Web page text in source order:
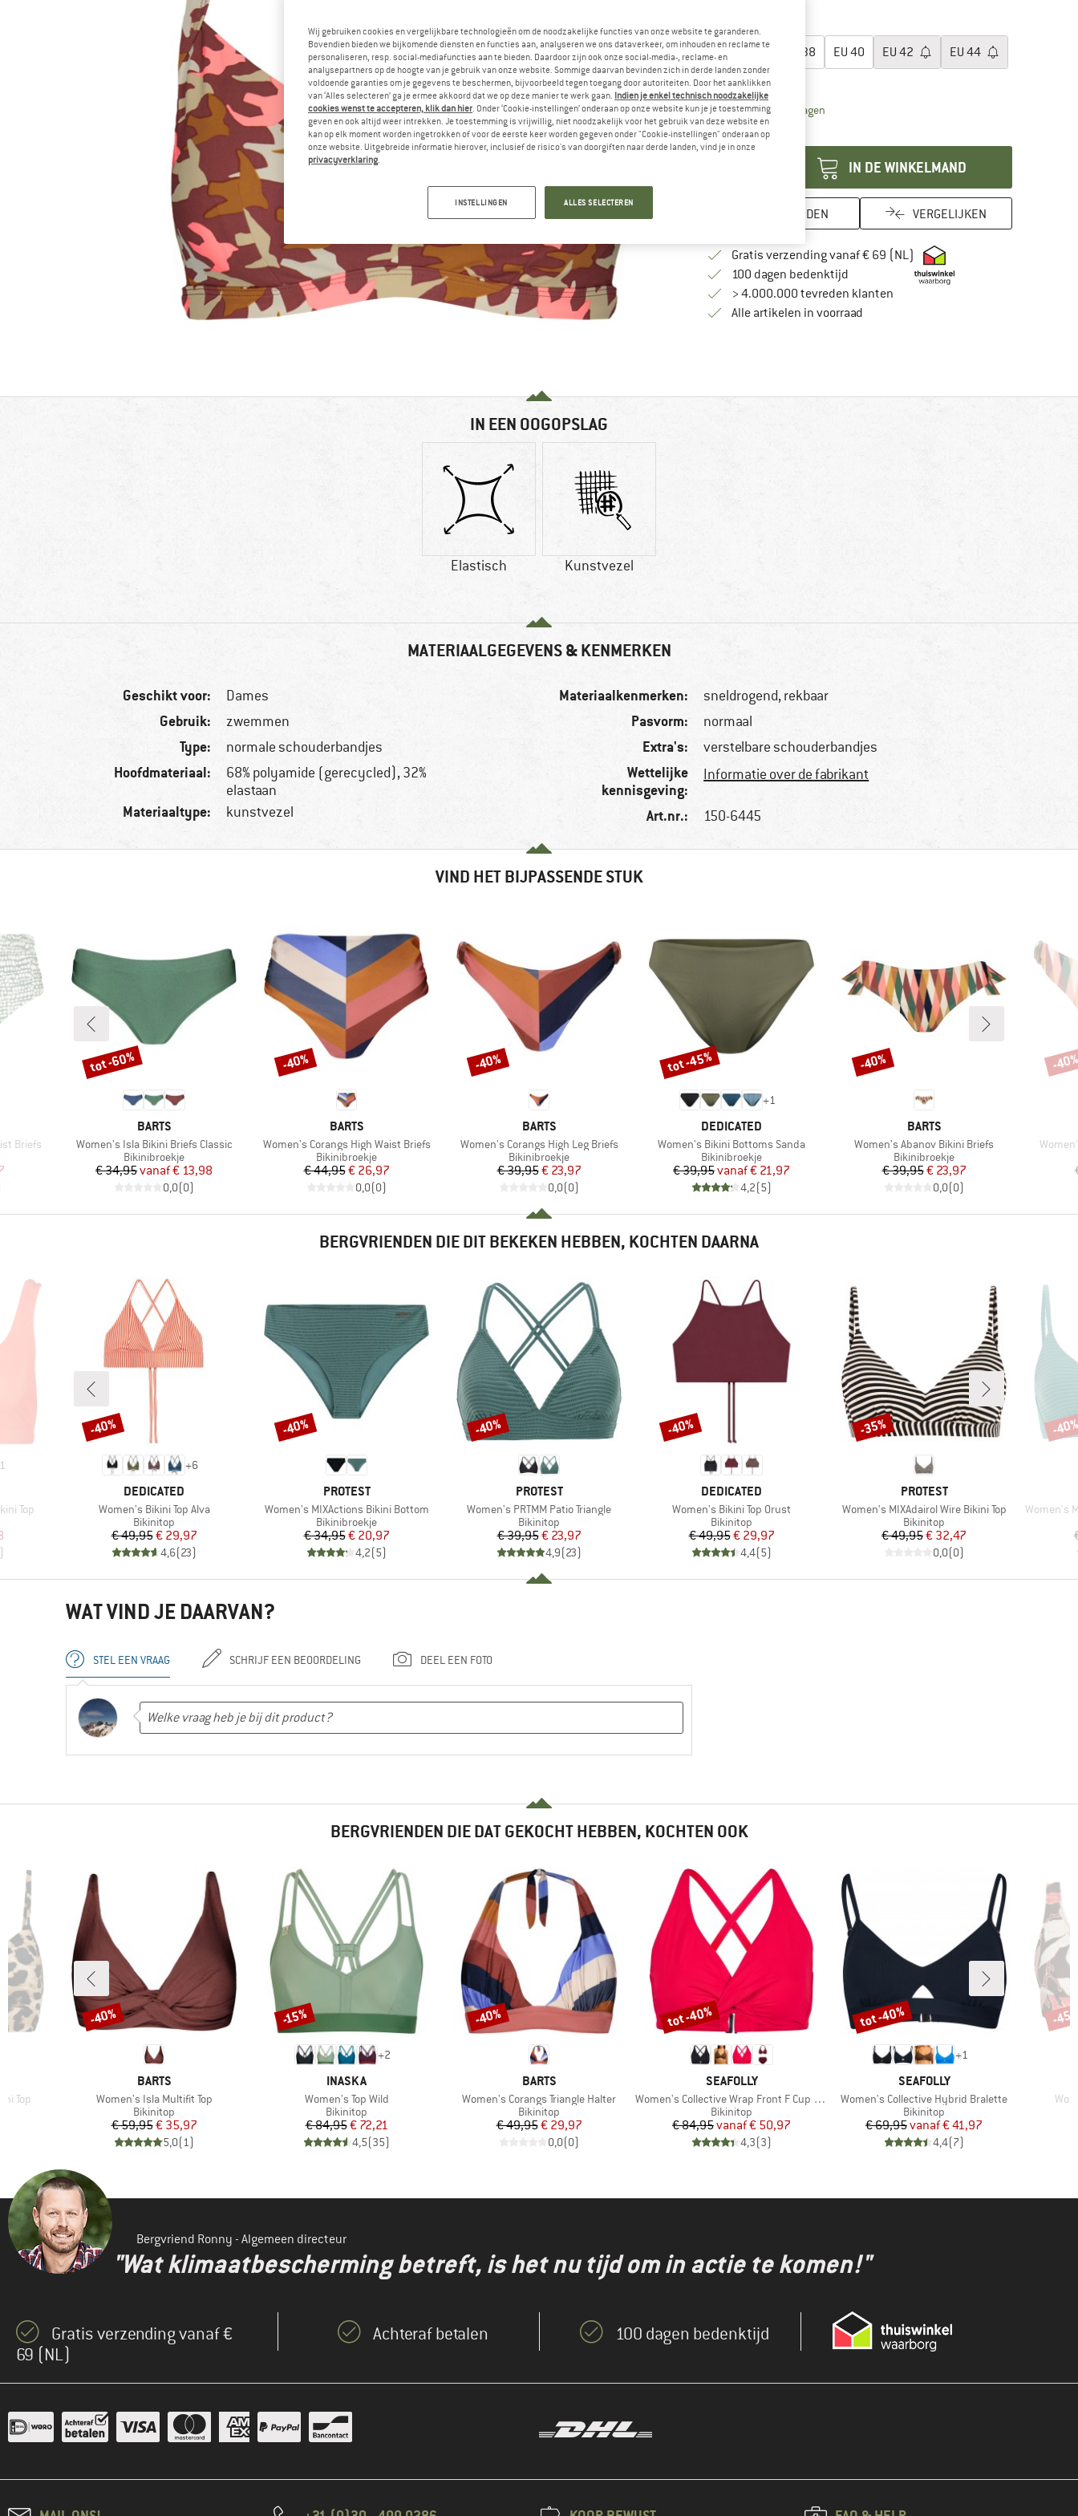
Kies een maat:
EU36 38 EU 40 EU 42 EU 44
Maattabel
Levertijd: 3-5 werkdagenDe link wordt geopend in een infovak en bevat
Aantal:
IN DE WINKELMAND
ONTHOUDEN VERGELIJKEN
Gratis verzending vanaf € 69 (NL) Vind hier de
100 dagen bedenktijdVind de betalingsinformatie hier! Opent in
> 4.000.000 tevreden klanten
Alle artikelen in voorraad
IN EEN OOGOPSLAG
Elastisch Kunstvezel
MATERIAALGEGEVENS & KENMERKEN
Geschikt voor: Dames
Gebruik: zwemmen
Type: normale schouderbandjes
Hoofdmateriaal:
68% polyamide (gerecycled), 32%
elastaan
Materiaaltype: kunstvezel
Materiaalkenmerken: sneldrogend, rekbaar
Pasvorm: normaal
Extra's: verstelbare schouderbandjes
Wettelijke
kennisgeving:
Informatie over de fabrikant
Art.nr.: 150-6445
VIND HET BIJPASSENDE STUK
Briefs
prijs
MERK
BARTS
Artikel
Women's Isla Bikini Briefs Classic
Productgroep
Bikinibroekje
Prijs
€ 34,95 Verlaagde prijs
vanaf€ 13,98
0,0(0)
Korting
tot -60%
MERK
BARTS
Artikel
Women's Corangs High Waist Briefs
Productgroep
Bikinibroekje
Prijs
€ 44,95Verlaagde prijs
€ 26,97
0,0(0)
Korting
-40%
MERK
BARTS
Artikel
Women's Corangs High Leg Briefs
Productgroep
Bikinibroekje
Prijs
€ 39,95Verlaagde prijs
€ 23,97
0,0(0)
Korting
-40%
+1
MERK
DEDICATED
Artikel
Women's Bikini Bottoms Sanda
Productgroep
Bikinibroekje
Prijs
€ 39,95 Verlaagde prijs
vanaf€ 21,97
4,2(5)
Korting
tot -45%
MERK
BARTS
Artikel
Women's Abanov Bikini Briefs
Productgroep
Bikinibroekje
Prijs
€ 39,95Verlaagde prijs
€ 23,97
0,0(0)
Korting
-40%
Artikel
-
BERGVRIENDEN DIE DIT BEKEKEN HEBBEN, KOCHTEN DAARNA
1
Top
prijs
+6
MERK
DEDICATED
Artikel
Women's Bikini Top Alva
Productgroep
Bikinitop
Prijs
€ 49,95Verlaagde prijs
€ 29,97
4,6(23)
Korting
-40%
MERK
PROTEST
Artikel
Women's MIXActions Bikini Bottom
Productgroep
Bikinibroekje
Prijs
€ 34,95Verlaagde prijs
€ 20,97
4,2(5)
Korting
-40%
MERK
PROTEST
Artikel
Women's PRTMM Patio Triangle
Productgroep
Bikinitop
Prijs
€ 39,95Verlaagde prijs
€ 23,97
4,9(23)
Korting
-40%
MERK
DEDICATED
Artikel
Women's Bikini Top Orust
Productgroep
Bikinitop
Prijs
€ 49,95Verlaagde prijs
€ 29,97
4,4(5)
Korting
-40%
MERK
PROTEST
Artikel
Women's MIXAdairol Wire Bikini Top
Productgroep
Bikinitop
Prijs
€ 49,95Verlaagde prijs
€ 32,47
0,0(0)
Korting
-35%
Artikel
Women's
-
WAT VIND JE DAARVAN?
STEL EEN VRAAG SCHRIJF EEN BEOORDELING DEEL EEN FOTO
BERGVRIENDEN DIE DAT GEKOCHT HEBBEN, KOCHTEN OOK
Top
MERK
BARTS
Artikel
Women's Isla Multifit Top
Productgroep
Bikinitop
Prijs
€ 59,95Verlaagde prijs
€ 35,97
5,0(1)
Korting
-40%
+2
MERK
INASKA
Artikel
Women's Top Wild
Productgroep
Bikinitop
Prijs
€ 84,95Verlaagde prijs
€ 72,21
4,5(35)
Korting
-15%
MERK
BARTS
Artikel
Women's Corangs Triangle Halter
Productgroep
Bikinitop
Prijs
€ 49,95Verlaagde prijs
€ 29,97
0,0(0)
Korting
-40%
MERK
SEAFOLLY
Artikel
Women's Collective Wrap Front F Cup Bra
Productgroep
Bikinitop
Prijs
€ 84,95 Verlaagde prijs
vanaf€ 50,97
4,3(3)
Korting
tot -40%
+1
MERK
SEAFOLLY
Artikel
Women's Collective Hybrid Bralette
Productgroep
Bikinitop
Prijs
€ 69,95 Verlaagde prijs
vanaf€ 41,97
4,4(7)
Korting
tot -40% -
Bergvriend Ronny - Algemeen directeur
"Wat klimaatbescherming betreft, is het nu tijd om in actie te komen!"
Gratis verzending vanaf €
69 (NL)
Achteraf betalen 100 dagen bedenktijd
Wij gebruiken cookies en vergelijkbare technologieën om de noodzakelijke functies van onze website te garanderen.
Bovendien bieden we bijkomende diensten en functies aan, analyseren we ons dataverkeer, om inhouden en reclame te
personaliseren, resp. social-mediafuncties aan te bieden. Daardoor zijn ook onze social-media-, reclame- en
analysepartners op de hoogte van je gebruik van onze website. Sommige daarvan bevinden zich in derde landen zonder
voldoende garanties om je gegevens te beschermen, bijvoorbeeld tegen toegang door autoriteiten. Door het aanklikken
van ‘Alles selecteren’ ga je ermee akkoord dat we op deze manier te werk gaan. Indien je enkel technisch noodzakelijke
cookies wenst te accepteren, klik dan hier. Onder ‘Cookie-instellingen’ onderaan op onze website kun je je toestemming
geven en ook altijd weer intrekken. Je toestemming is vrijwillig, niet noodzakelijk voor het gebruik van deze website en
kan op elk moment worden ingetrokken of voor de eerste keer worden gegeven onder "Cookie-instellingen" onderaan op
onze website. Uitgebreide informatie hierover, inclusief de risico's van doorgiften naar derde landen, vind je in onze
privacyverklaring.
INSTELLINGEN ALLES SELECTEREN